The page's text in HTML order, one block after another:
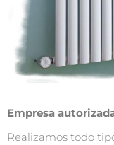
Empresa autorizada
Realizamos todo